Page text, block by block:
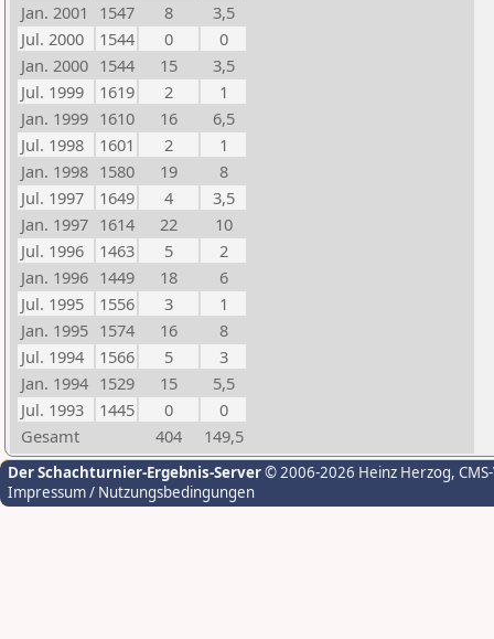
Jan. 2001
1547 8
3,5
Jul. 2000
1544 0
0
Jan. 2000 1544 15
3,5
Jul. 1999
1619 2
1
Jan. 1999 1610 16
6,5
Jul. 1998
1601 2
1
Jan. 1998 1580 19
8
Jul. 1997
1649 4
3,5
Jan. 1997 1614 22
10
Jul. 1996
1463 5
2
Jan. 1996 1449 18
6
Jul. 1995
1556 3
1
Jan. 1995 1574 16
8
Jul. 1994
1566 5
3
Jan. 1994 1529 15
5,5
Jul. 1993
1445 0
0
Gesamt
404 149,5
Der Schachturnier-Ergebnis-Server© 2006-2026 Heinz Herzog,
Impressum / Nutzungsbedingungen